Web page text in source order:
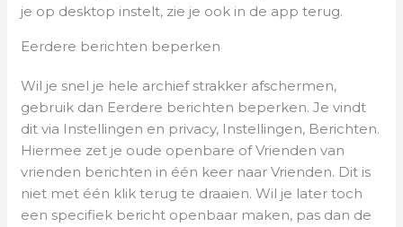
je op desktop instelt, zie je ook in de app terug.
Eerdere berichten beperken
Wil je snel je hele archief strakker afschermen,
gebruik dan Eerdere berichten beperken. Je vindt
dit via Instellingen en privacy, Instellingen, Berichten.
Hiermee zet je oude openbare of Vrienden van
vrienden berichten in één keer naar Vrienden. Dit is
niet met één klik terug te draaien. Wil je later toch
een specifiek bericht openbaar maken, pas dan de